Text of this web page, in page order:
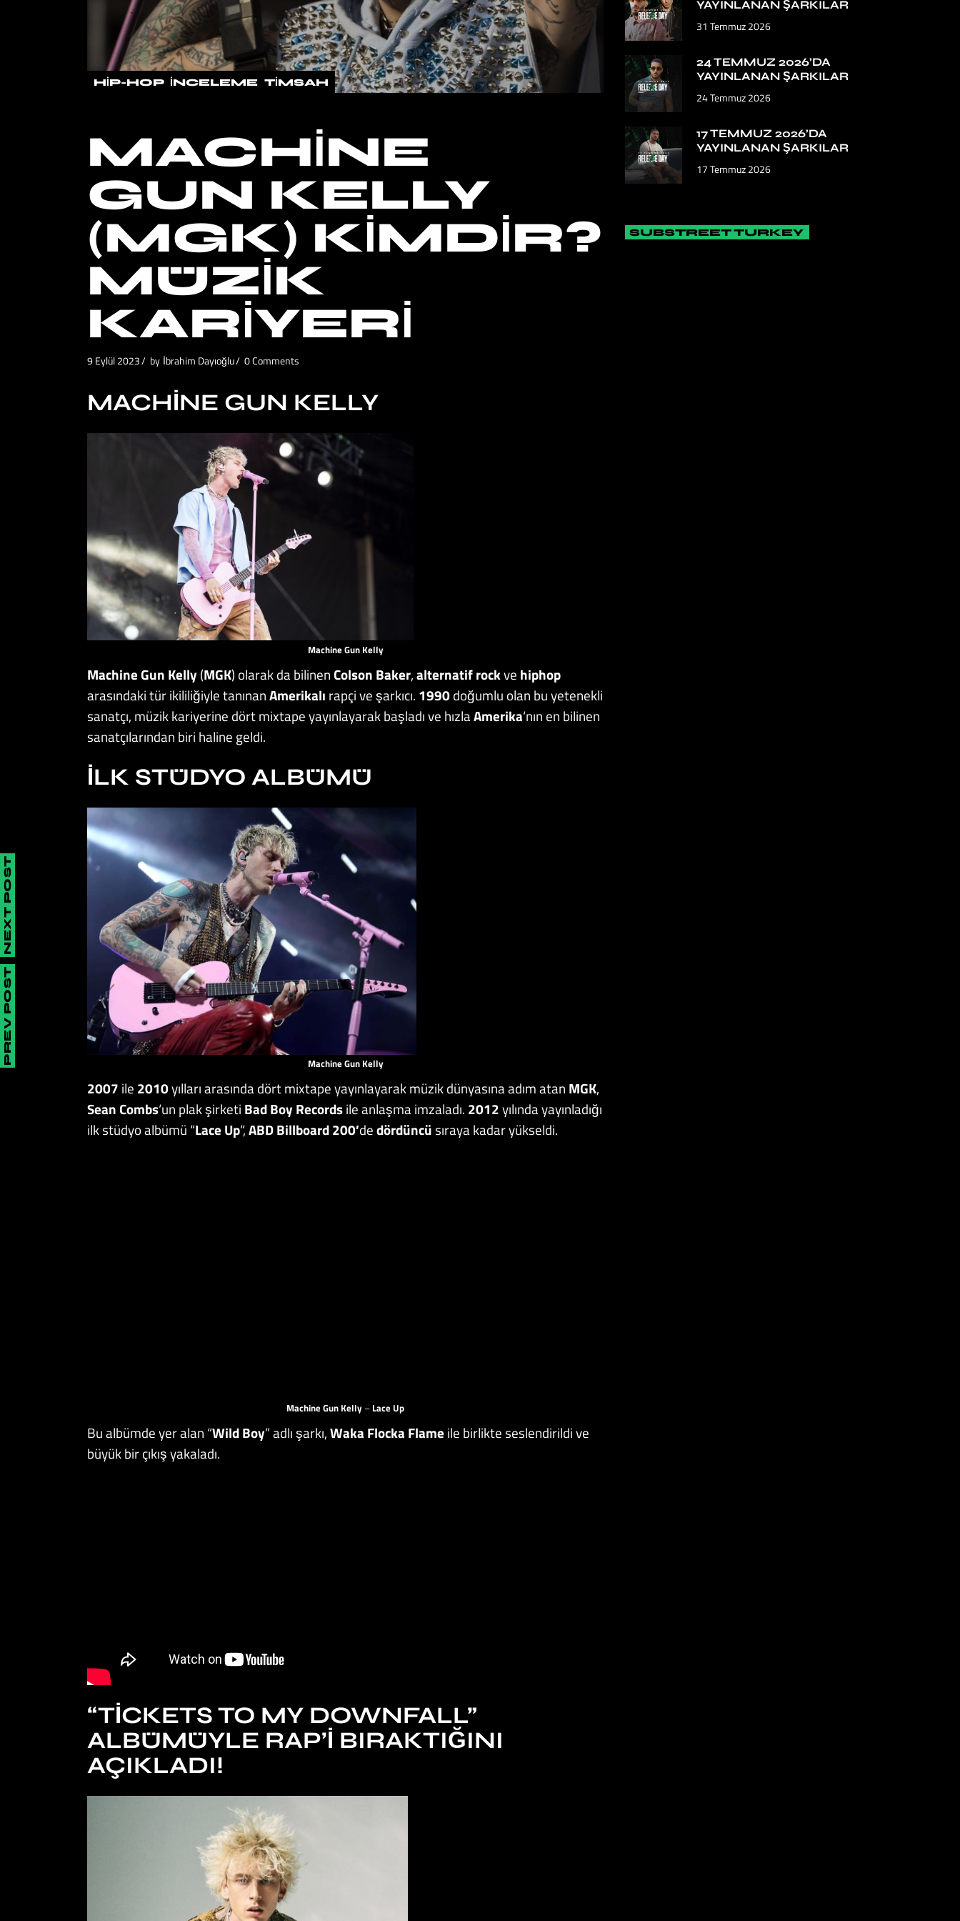
HIP-HOP İNCELEME TIMSAH
MACHINE
GUN KELLY
(MGK) KIMDIR?
MÜZIK
KARIYERI
9 Eylül 2023 by İbrahim Dayıoğlu 0 Comments
MACHINE GUN KELLY
Machine Gun Kelly
Machine Gun Kelly (MGK) olarak da bilinenColson Baker,alternatif rockve hiphop
arasındaki tür ikililiğiyle tanınanAmerikalı rapçi ve şarkıcı. 1990doğumlu olan bu yetenekli
sanatçı, müzik kariyerine dört mixtape yayınlayarak başladı ve hızlaAmerika‘nın en bilinen
sanatçılarından biri haline geldi.
İLK STÜDYO ALBÜMÜ
Machine Gun Kelly
2007 ile 2010yılları arasında dört mixtape yayınlayarak müzik dünyasına adım atan MGK,
Sean Combs‘un plak şirketi Bad Boy Recordsile anlaşma imzaladı. 2012yılında yayınladığı
ilk stüdyo albümü “Lace Up“,ABD Billboard 200′dedördüncü sıraya kadar yükseldi.
Machine Gun Kelly– Lace Up
Bu albümde yer alan “Wild Boy” adlı şarkı,Waka Flocka Flame ile birlikte seslendirildi ve
büyük bir çıkış yakaladı.
“TICKETS TO MY DOWNFALL”
ALBÜMÜYLE RAP’I BIRAKTIĞINI
AÇIKLADI!
PREV POST
NEXT POST
YAYINLANAN ŞARKILAR
31 Temmuz 2026
24 TEMMUZ 2026’DA
YAYINLANAN ŞARKILAR
24 Temmuz 2026
17 TEMMUZ 2026’DA
YAYINLANAN ŞARKILAR
17 Temmuz 2026
SUBSTREET TURKEY